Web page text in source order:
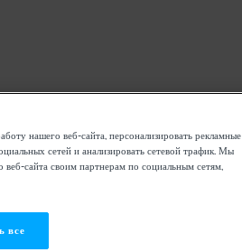
нашего веб-сайта, персонализировать рекламные
сетей и анализировать сетевой трафик. Мы
сайта своим партнерам по социальным сетям,
все